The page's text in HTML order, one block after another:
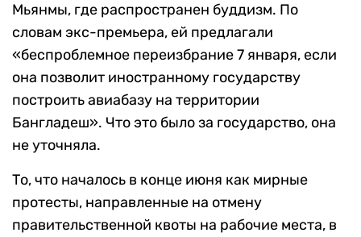
Мьянмы, где распространен буддизм. По
словам экс-премьера, ей предлагали
«беспроблемное переизбрание 7 января, если
она позволит иностранному государству
построить авиабазу на территории
Бангладеш». Что это было за государство, она
не уточняла.
То, что началось в конце июня как мирные
протесты, направленные на отмену
правительственной квоты на рабочие места, в